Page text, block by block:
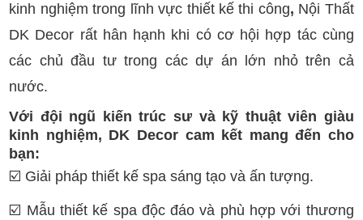
kinh nghiệm trong lĩnh vực thiết kế thi công, Nội Thất
DK Decor rất hân hạnh khi có cơ hội hợp tác cùng
các chủ đầu tư trong các dự án lớn nhỏ trên cả
nước.
Với đội ngũ kiến trúc sư và kỹ thuật viên giàu
kinh nghiệm, DK Decor cam kết mang đến cho
bạn:
☑️ Giải pháp thiết kế spa sáng tạo và ấn tượng.
☑️ Mẫu thiết kế spa độc đáo và phù hợp với thương